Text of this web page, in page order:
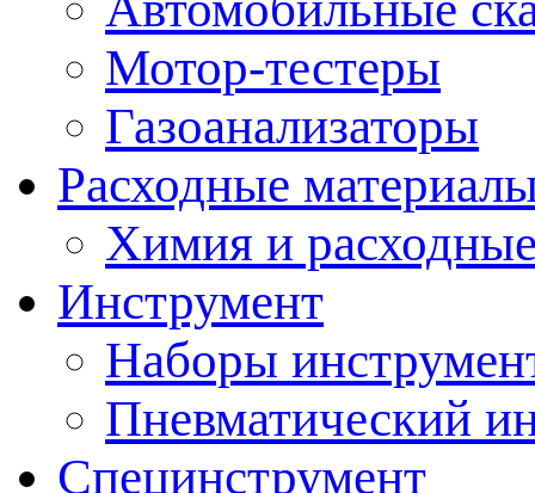
Мотор-тестеры
Газоанализаторы
Расходные
Химия и
Инструмент
Наборы
Пневматический
Специнструмент